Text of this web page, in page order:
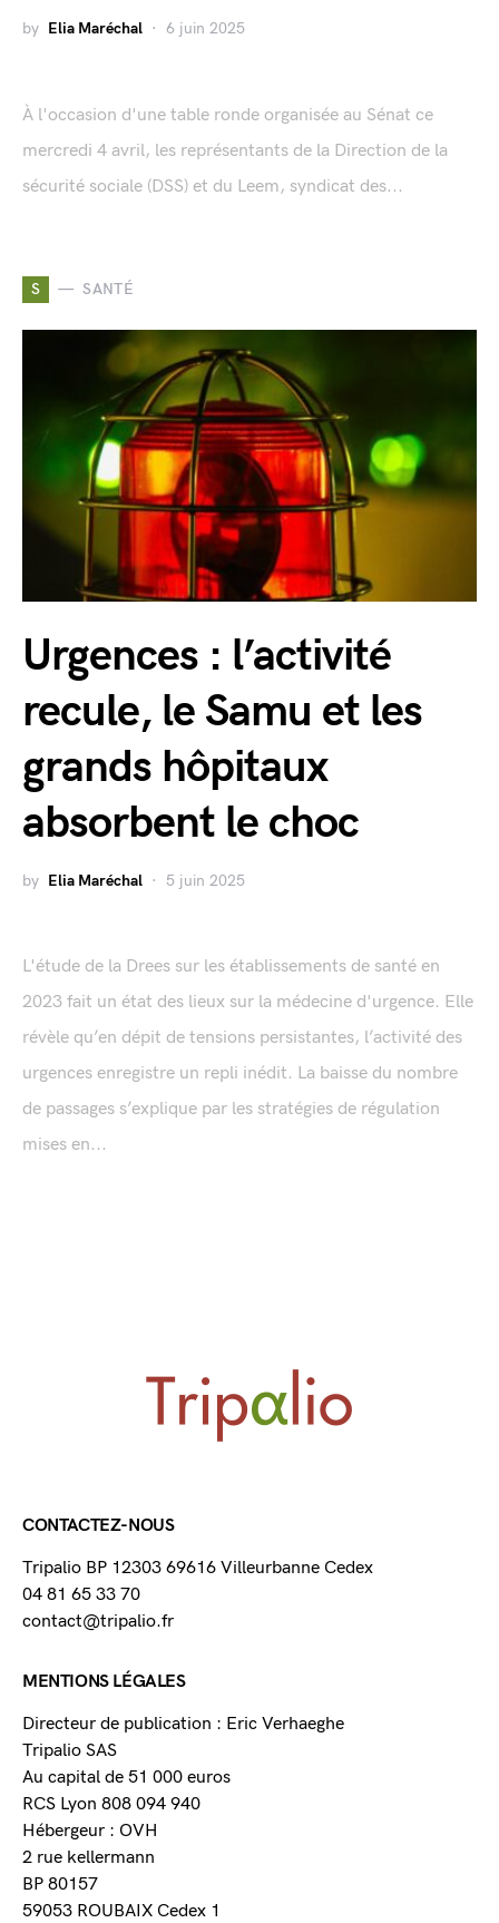
by Elia Maréchal 6 juin 2025
À l'occasion d'une table ronde organisée au Sénat ce
mercredi 4 avril, les représentants de la Direction de la
sécurité sociale (DSS) et du Leem, syndicat des...
S SANTÉ
Urgences : l’activité
recule, le Samu et les
grands hôpitaux
absorbent le choc
by Elia Maréchal 5 juin 2025
L'étude de la Drees sur les établissements de santé en
2023 fait un état des lieux sur la médecine d'urgence. Elle
révèle qu’en dépit de tensions persistantes, l’activité des
urgences enregistre un repli inédit. La baisse du nombre
de passages s’explique par les stratégies de régulation
mises en...
CONTACTEZ-NOUS
Tripalio BP 12303 69616 Villeurbanne Cedex
04 81 65 33 70
contact@tripalio.fr
MENTIONS LÉGALES
Directeur de publication : Eric Verhaeghe
Tripalio SAS
Au capital de 51 000 euros
RCS Lyon 808 094 940
Hébergeur : OVH
2 rue kellermann
BP 80157
59053 ROUBAIX Cedex 1